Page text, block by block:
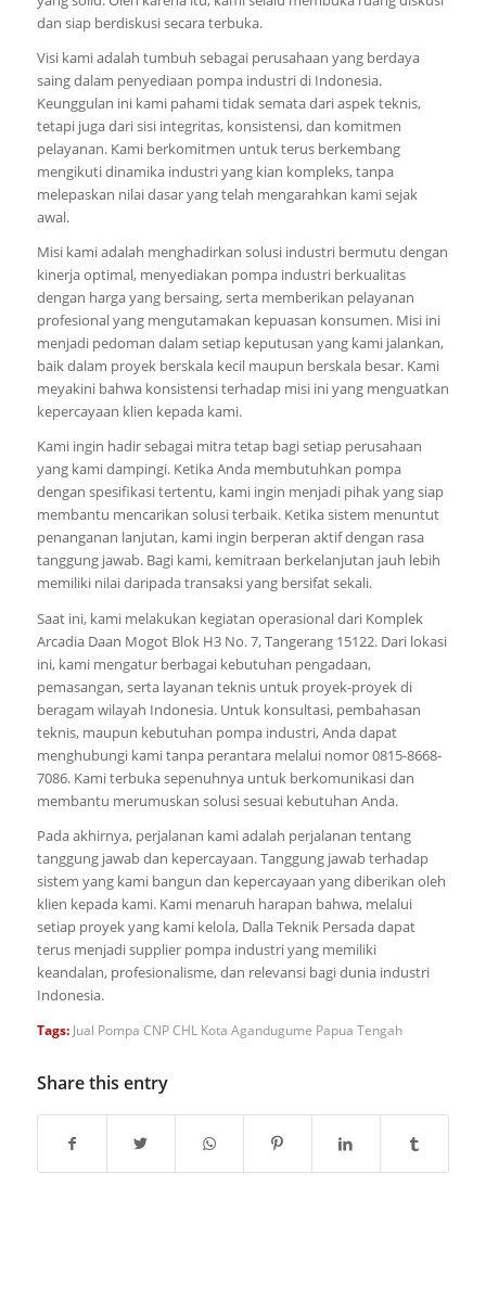
dan siap berdiskusi secara terbuka.
Visi kami adalah tumbuh sebagai perusahaan yang berdaya
saing dalam penyediaan pompa industri di Indonesia.
Keunggulan ini kami pahami tidak semata dari aspek teknis,
tetapi juga dari sisi integritas, konsistensi, dan komitmen
pelayanan. Kami berkomitmen untuk terus berkembang
mengikuti dinamika industri yang kian kompleks, tanpa
melepaskan nilai dasar yang telah mengarahkan kami sejak
awal.
Misi kami adalah menghadirkan solusi industri bermutu dengan
kinerja optimal, menyediakan pompa industri berkualitas
dengan harga yang bersaing, serta memberikan pelayanan
profesional yang mengutamakan kepuasan konsumen. Misi ini
menjadi pedoman dalam setiap keputusan yang kami jalankan,
baik dalam proyek berskala kecil maupun berskala besar. Kami
meyakini bahwa konsistensi terhadap misi ini yang menguatkan
kepercayaan klien kepada kami.
Kami ingin hadir sebagai mitra tetap bagi setiap perusahaan
yang kami dampingi. Ketika Anda membutuhkan pompa
dengan spesifikasi tertentu, kami ingin menjadi pihak yang siap
membantu mencarikan solusi terbaik. Ketika sistem menuntut
penanganan lanjutan, kami ingin berperan aktif dengan rasa
tanggung jawab. Bagi kami, kemitraan berkelanjutan jauh lebih
memiliki nilai daripada transaksi yang bersifat sekali.
Saat ini, kami melakukan kegiatan operasional dari Komplek
Arcadia Daan Mogot Blok H3 No. 7, Tangerang 15122. Dari lokasi
ini, kami mengatur berbagai kebutuhan pengadaan,
pemasangan, serta layanan teknis untuk proyek-proyek di
beragam wilayah Indonesia. Untuk konsultasi, pembahasan
teknis, maupun kebutuhan pompa industri, Anda dapat
menghubungi kami tanpa perantara melalui nomor 0815-8668-
7086. Kami terbuka sepenuhnya untuk berkomunikasi dan
membantu merumuskan solusi sesuai kebutuhan Anda.
Pada akhirnya, perjalanan kami adalah perjalanan tentang
tanggung jawab dan kepercayaan. Tanggung jawab terhadap
sistem yang kami bangun dan kepercayaan yang diberikan oleh
klien kepada kami. Kami menaruh harapan bahwa, melalui
setiap proyek yang kami kelola, Dalla Teknik Persada dapat
terus menjadi supplier pompa industri yang memiliki
keandalan, profesionalisme, dan relevansi bagi dunia industri
Indonesia.
Tags: Jual Pompa CNP CHL Kota Agandugume Papua Tengah
Share this entry